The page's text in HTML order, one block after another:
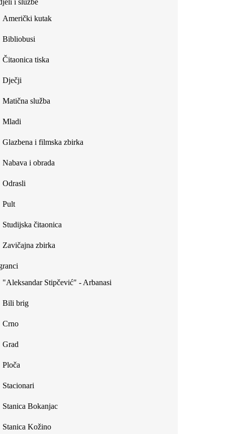
external)
i službe
Američki kutak
Bibliobusi
Čitaonica tiska
Dječji
Matična služba
Mladi
Glazbena i filmska zbirka
Nabava i obrada
Odrasli
Pult
Studijska čitaonica
Zavičajna zbirka
"Aleksandar Stipčević" - Arbanasi
Bili brig
Crno
Grad
Ploča
Stacionari
Stanica Bokanjac
Stanica Kožino